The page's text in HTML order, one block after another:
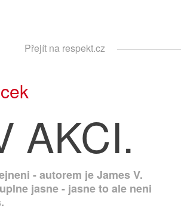
Přejít na respekt.cz
AKCI.
- autorem je James V.
jasne - jasne to ale neni